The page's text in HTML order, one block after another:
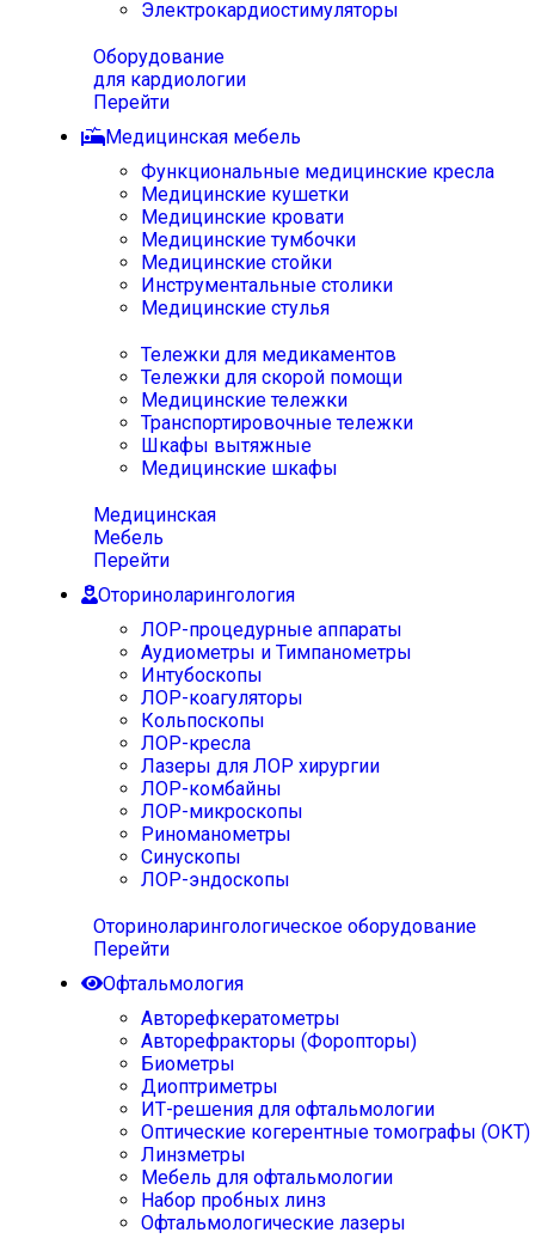
Электрокардиостимуляторы
Оборудование
для кардиологии
Перейти
Медицинская мебель
Функциональные медицинские кресла
Медицинские кушетки
Медицинские кровати
Медицинские тумбочки
Медицинские стойки
Инструментальные столики
Медицинские стулья
Тележки для медикаментов
Тележки для скорой помощи
Медицинские тележки
Транспортировочные тележки
Шкафы вытяжные
Медицинские шкафы
Медицинская
Мебель
Перейти
Оториноларингология
ЛОР-процедурные аппараты
Аудиометры и Тимпанометры
Интубоскопы
ЛОР-коагуляторы
Кольпоскопы
ЛОР-кресла
Лазеры для ЛОР хирургии
ЛОР-комбайны
ЛОР-микроскопы
Риноманометры
Синускопы
ЛОР-эндоскопы
Оториноларингологическое оборудование
Перейти
Офтальмология
Авторефкератометры
Авторефракторы (Форопторы)
Биометры
Диоптриметры
ИТ-решения для офтальмологии
Оптические когерентные томографы (ОКТ)
Линзметры
Мебель для офтальмологии
Набор пробных линз
Офтальмологические лазеры